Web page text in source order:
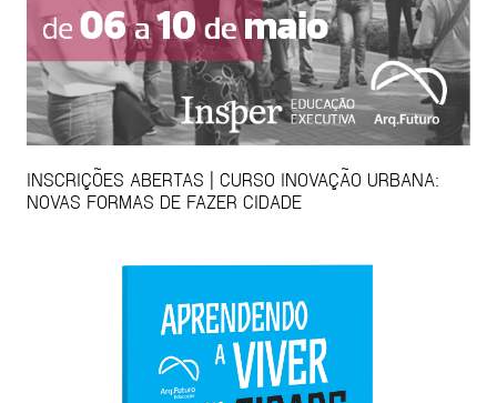
INSCRIÇÕES ABERTAS | CURSO INOVAÇÃO URBANA:
NOVAS FORMAS DE FAZER CIDADE